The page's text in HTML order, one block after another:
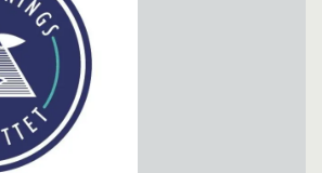
årlige
overvåker krabben i
er høyest tetthet.
i områder hvor det
beregnes ut fra dette toktet.